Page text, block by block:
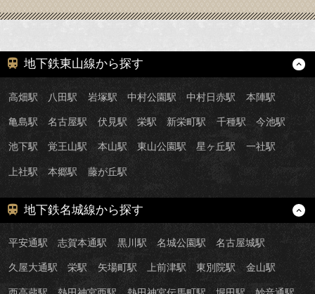
地下鉄東山線から探す
高畑駅 八田駅 岩塚駅 中村公園駅 中村日赤駅 本陣駅
亀島駅 名古屋駅 伏見駅 栄駅 新栄町駅 千種駅 今池駅
池下駅 覚王山駅 本山駅 東山公園駅 星ヶ丘駅 一社駅
上社駅 本郷駅 藤が丘駅
地下鉄名城線から探す
平安通駅 志賀本通駅 黒川駅 名城公園駅 名古屋城駅
久屋大通駅 栄駅 矢場町駅 上前津駅 東別院駅 金山駅